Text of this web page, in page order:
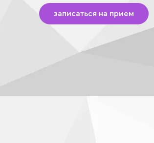
записаться на прием